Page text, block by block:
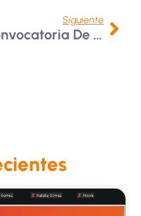
Siguiente
Convocatoria De Movilidad En La Universidad De San Martín Porres, Perú